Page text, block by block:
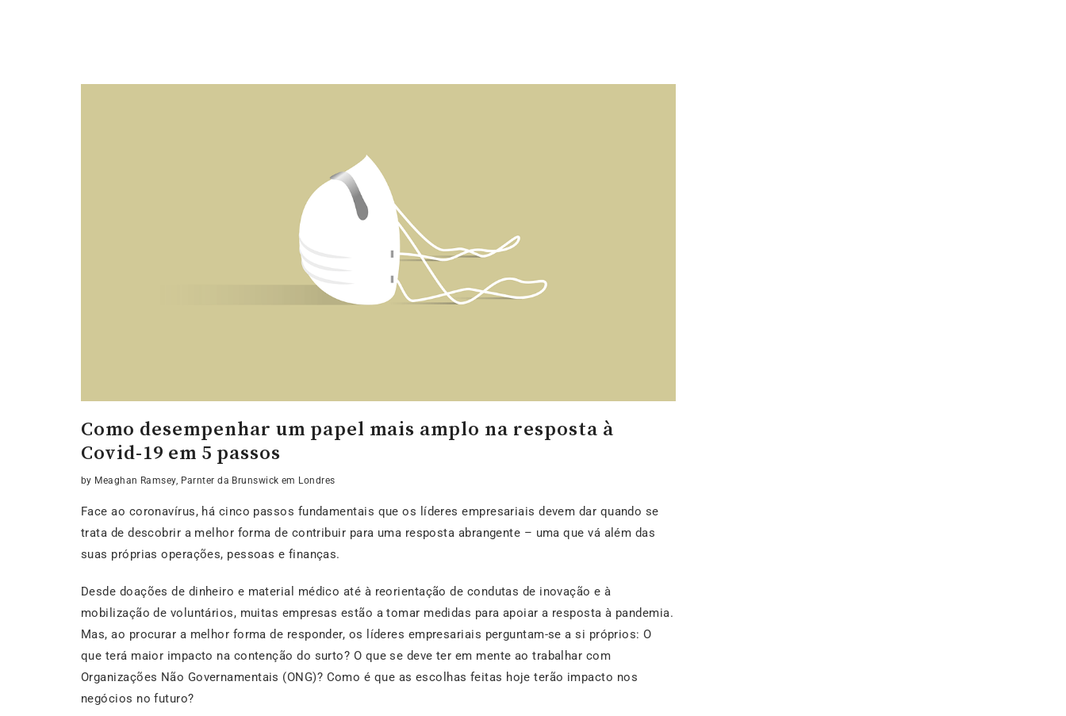
Como desempenhar um papel mais amplo na resposta à
Covid-19 em 5 passos
by Meaghan Ramsey, Parnter da Brunswick em Londres
Face ao coronavírus, há cinco passos fundamentais que os líderes empresariais devem dar quando se
trata de descobrir a melhor forma de contribuir para uma resposta abrangente – uma que vá além das
suas próprias operações, pessoas e finanças.
Desde doações de dinheiro e material médico até à reorientação de condutas de inovação e à
mobilização de voluntários, muitas empresas estão a tomar medidas para apoiar a resposta à pandemia.
Mas, ao procurar a melhor forma de responder, os líderes empresariais perguntam-se a si próprios: O
que terá maior impacto na contenção do surto? O que se deve ter em mente ao trabalhar com
Organizações Não Governamentais (ONG)? Como é que as escolhas feitas hoje terão impacto nos
negócios no futuro?